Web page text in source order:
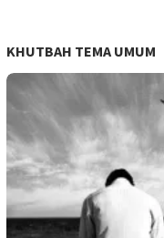
KHUTBAH TEMA UMUM